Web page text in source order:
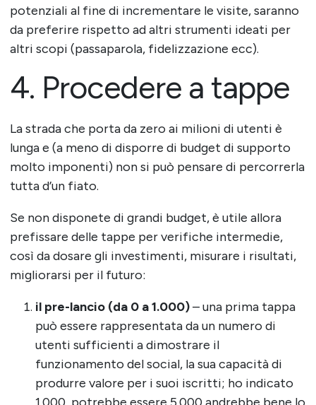
potenziali al fine di incrementare le visite, saranno
da preferire rispetto ad altri strumenti ideati per
altri scopi (passaparola, fidelizzazione ecc).
4. Procedere a tappe
La strada che porta da zero ai milioni di utenti è
lunga e (a meno di disporre di budget di supporto
molto imponenti) non si può pensare di percorrerla
tutta d’un fiato.
Se non disponete di grandi budget, è utile allora
prefissare delle tappe per verifiche intermedie,
così da dosare gli investimenti, misurare i risultati,
migliorarsi per il futuro:
il pre-lancio (da 0 a 1.000)– una prima tappa
può essere rappresentata da un numero di
utenti sufficienti a dimostrare il
funzionamento del social, la sua capacità di
produrre valore per i suoi iscritti; ho indicato
1.000, potrebbe essere 5.000 andrebbe bene lo